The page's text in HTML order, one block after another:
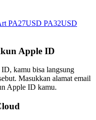
PA27USD PA32USD
Apple ID
kamu bisa langsung
Masukkan alamat email
Apple ID kamu.